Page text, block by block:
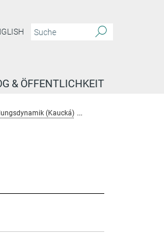
& ÖFFENTLICHKEIT
(Kaucká)